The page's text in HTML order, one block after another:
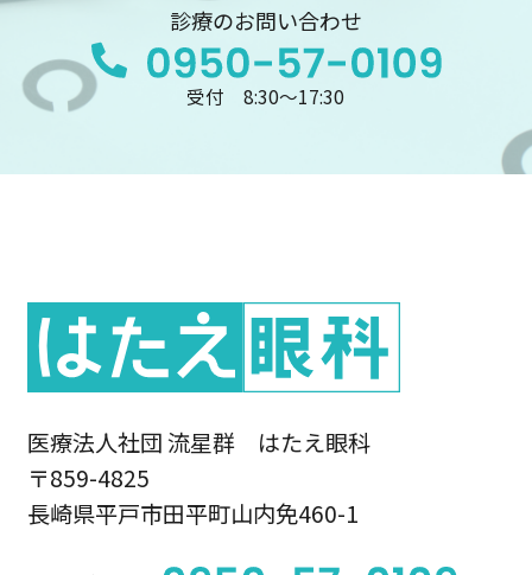
診療のお問い合わせ
受付 8:30〜17:30
医療法人社団 流星群 はたえ眼科
〒859-4825
長崎県平戸市田平町山内免460-1